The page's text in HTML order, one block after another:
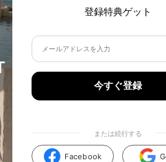
登録特典ゲット
今すぐ登録
または続行する
Facebook